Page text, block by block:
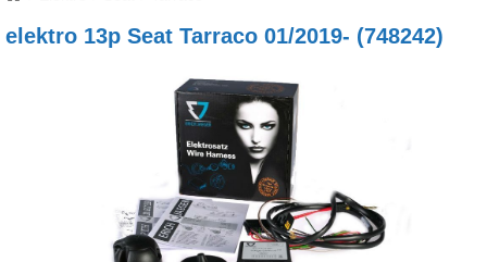
elektro 13p Seat Tarraco 01/2019- (748242)